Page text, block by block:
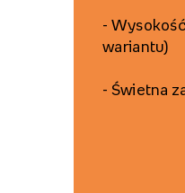
- Wysokość
wariantu)
- Świetna